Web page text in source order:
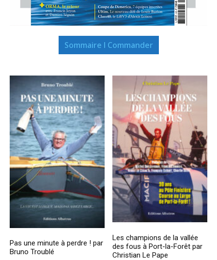
Sommaire I Commander
Pas une minute à perdre ! par
Bruno Troublé
Les champions de la vallée
des fous à Port-la-Forêt par
Christian Le Pape